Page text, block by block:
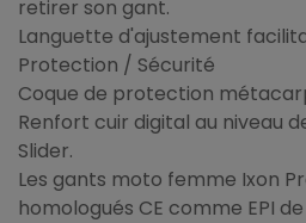
retirer son gant.
Languette d'ajustement
Protection / Sécurité
Coque de protection
Renfort cuir digital au niveau
Slider.
Les gants moto femme Ixon
homologués CE comme EPI de